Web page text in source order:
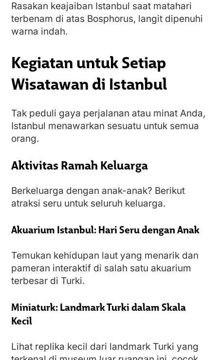
Rasakan keajaiban Istanbul saat matahari
terbenam di atas Bosphorus, langit dipenuhi
warna indah.
Kegiatan untuk Setiap
Wisatawan di Istanbul
Tak peduli gaya perjalanan atau minat Anda,
Istanbul menawarkan sesuatu untuk semua
orang.
Aktivitas Ramah Keluarga
Berkeluarga dengan anak-anak? Berikut
atraksi seru untuk seluruh keluarga.
Akuarium Istanbul: Hari Seru dengan Anak
Temukan kehidupan laut yang menarik dan
pameran interaktif di salah satu akuarium
terbesar di Turki.
Miniaturk: Landmark Turki dalam Skala
Kecil
Lihat replika kecil dari landmark Turki yang